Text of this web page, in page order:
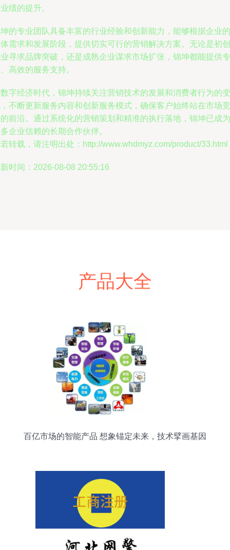
绩的提升。
的专业团队具备丰富的行业经验和创新能力，能够根据企业的
需求和发展阶段，提供切实可行的营销解决方案。无论是初创
寻求品牌突破，还是成熟企业谋求市场扩张，锦坤都能提供专
高效的服务支持。
字经济时代，锦坤持续关注营销技术的发展和消费者行为的变
不断更新服务内容和创新服务模式，确保客户始终站在市场竞
前沿。通过系统化的营销策划和精准的执行落地，锦坤已成为
企业信赖的长期合作伙伴。
转载，请注明出处：http://www.whdmyz.com/product/33.html
时间：2026-08-08 20:55:16
产品大全
百亿市场的智能产品 想象锚定未来，技术擘画基因